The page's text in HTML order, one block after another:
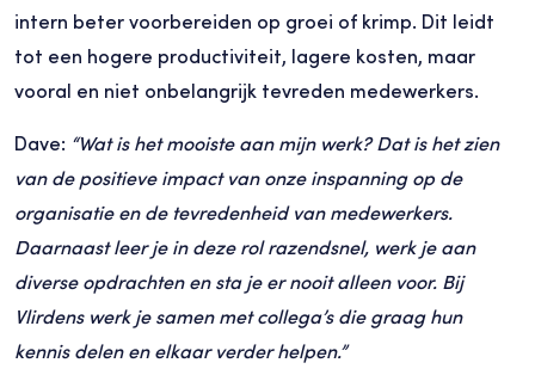
intern beter voorbereiden op groei of krimp. Dit leidt
tot een hogere productiviteit, lagere kosten, maar
vooral en niet onbelangrijk tevreden medewerkers.
Dave: “Wat is het mooiste aan mijn werk? Dat is het zien
van de positieve impact van onze inspanning op de
organisatie en de tevredenheid van medewerkers.
Daarnaast leer je in deze rol razendsnel, werk je aan
diverse opdrachten en sta je er nooit alleen voor. Bij
Vlirdens werk je samen met collega’s die graag hun
kennis delen en elkaar verder helpen.”